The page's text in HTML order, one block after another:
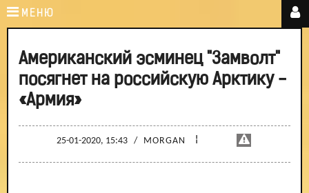
МЕНЮ
Американский эсминец "Замволт"
посягнет на российскую Арктику -
«Армия»
25-01-2020, 15:43 / MORGAN ¦